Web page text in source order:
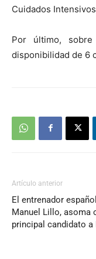
Cuidados
Por último,
disponibilidad de 6
Artículo anterior
El entrenador
Manuel Lillo, asoma
principal candidato a